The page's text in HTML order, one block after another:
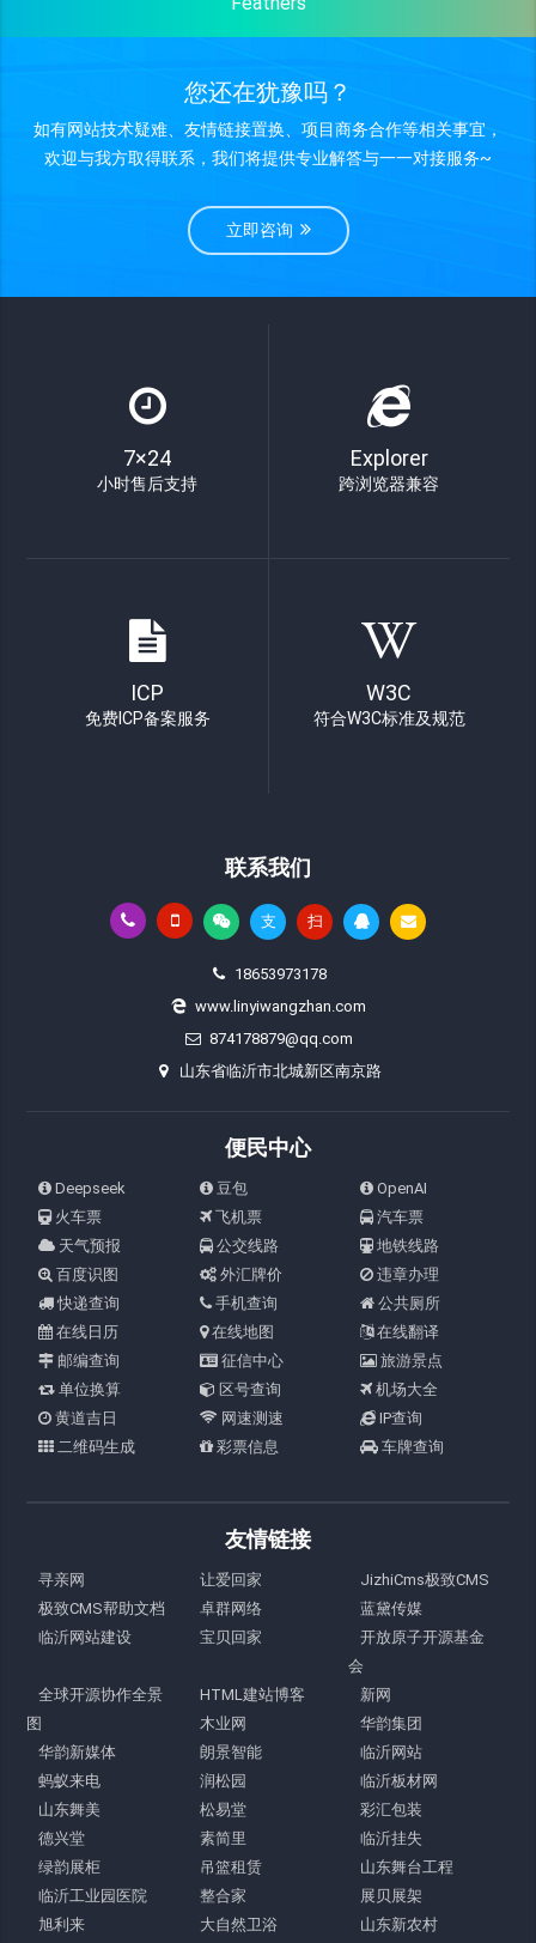
您还在犹豫吗？
如有网站技术疑难、友情链接置换、项目商务合作等相关事宜，
欢迎与我方取得联系，我们将提供专业解答与一一对接服务~
立即咨询
7×24
小时售后支持
Explorer
跨浏览器兼容
ICP
免费ICP备案服务
W3C
符合W3C标准及规范
联系我们
支 扫
18653973178
www.linyiwangzhan.com
874178879@qq.com
山东省临沂市北城新区南京路
便民中心
Deepseek 豆包
OpenAI
火车票
飞机票
汽车票
天气预报
公交线路
地铁线路
百度识图
外汇牌价
违章办理
快递查询
手机查询
公共厕所
在线日历
在线地图
在线翻译
邮编查询
征信中心
旅游景点
单位换算
区号查询
机场大全
黄道吉日
网速测速
IP查询
二维码生成
彩票信息 车牌查询
友情链接
寻亲网 让爱回家
JizhiCms极致CMS
极致CMS帮助文档
卓群网络
蓝黛传媒
临沂网站建设
宝贝回家
开放原子开源基金
会
全球开源协作全景
图
HTML建站博客
新网
木业网
华韵集团
华韵新媒体
朗景智能
临沂网站
蚂蚁来电
润松园
临沂板材网
山东舞美
松易堂
彩汇包装
德兴堂
素简里
临沂挂失
绿韵展柜
吊篮租赁
山东舞台工程
临沂工业园医院
整合家
展贝展架
旭利来
大自然卫浴
山东新农村